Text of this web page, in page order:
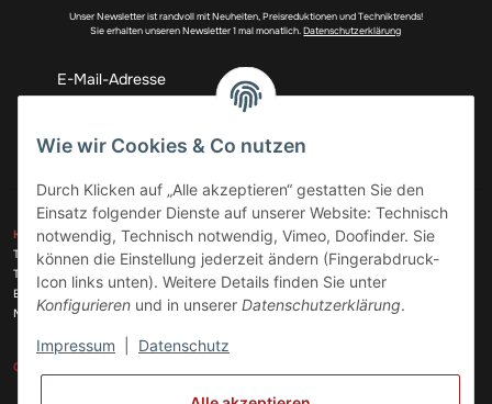
Unser Newsletter ist randvoll mit Neuheiten, Preisreduktionen und Techniktrends!
Sie erhalten unseren Newsletter 1 mal monatlich.Datenschutzerklärung
Abonnieren
KONTAKT
Telefon:+49 (0)6074 816 08 0
Telefax:
+49 (0)6074 215 08 60
E-Mail:
info@meinhausgeraetedoc.de
Max Planck Str. 6 c, 63322 Rödermark
GESETZLICHE INFORMATIONEN
ZAHLUNGSARTEN
VERSANDARTEN
Wie wir Cookies & Co nutzen
Durch Klicken auf „Alle akzeptieren“ gestatten Sie den
Einsatz folgender Dienste auf unserer Website: Technisch
notwendig, Technisch notwendig, Vimeo, Doofinder. Sie
können die Einstellung jederzeit ändern (Fingerabdruck-
Icon links unten). Weitere Details finden Sie unter
Konfigurieren und in unserer Datenschutzerklärung.
Impressum Datenschutz